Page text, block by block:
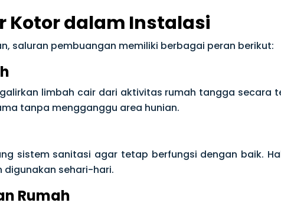
Kotor dalam Instalasi
saluran pembuangan memiliki berbagai peran berikut:
limbah cair dari aktivitas rumah tangga secara
tanpa mengganggu area hunian.
sistem sanitasi agar tetap berfungsi dengan baik.
sehari-hari.
Rumah